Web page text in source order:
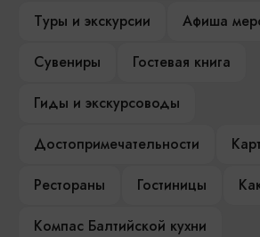
Туры и экскурсии
Афиша
Сувениры
Гостевая книга
Гиды и экскурсоводы
Достопримечательности
Рестораны
Гостиницы
Компас Балтийской кухни